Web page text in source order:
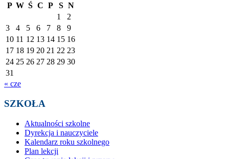
P W Ś C P S N
1
2
3
4 5 6 7 8
9
10 11 12 13 14 15 16
17 18 19 20 21 22 23
24 25 26 27 28 29 30
31
« cze
SZKOŁA
Aktualności szkolne
Dyrekcja i nauczyciele
Kalendarz roku szkolnego
Plan lekcji